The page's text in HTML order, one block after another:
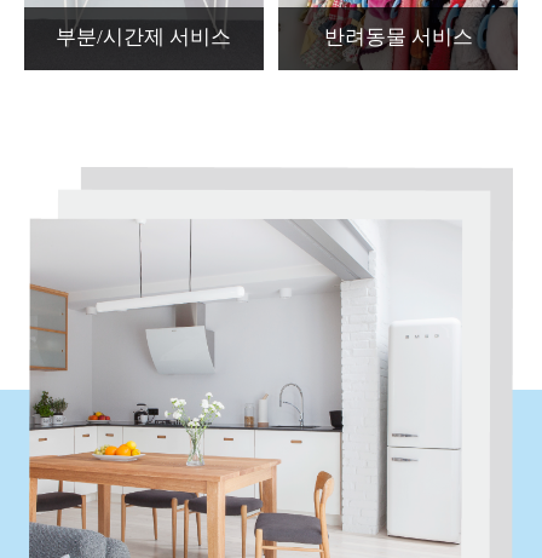
부분/시간제 서비스
VIEW MORE
반려동물 서비스